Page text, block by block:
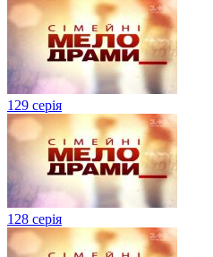
129 серія
128 серія